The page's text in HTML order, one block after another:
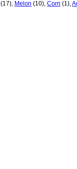
(17) Melon (10) Corn (1)